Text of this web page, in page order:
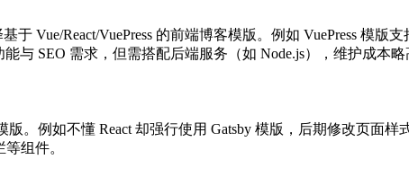
Vue/React/VuePress 的前端博客模版。例如 VuePress 模版
与 SEO 需求，但需搭配后端服务（如 Node.js），维护成本略
。例如不懂 React 却强行使用 Gatsby 模版，后期修改页面
组件。